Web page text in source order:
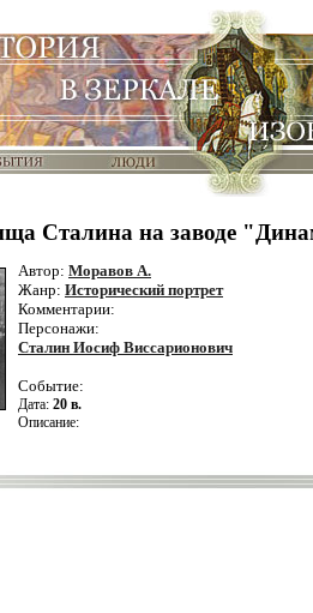
Сталина на заводе
Автор: Моравов А.
Жанр: Исторический портрет
Комментарии:
Персонажи:
Сталин Иосиф Виссарионович
Событие:
Дата: 20 в.
Описание: